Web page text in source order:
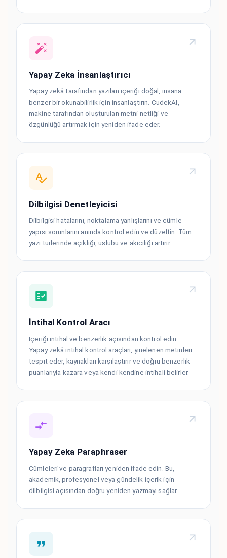
Yapay Zeka İnsanlaştırıcı
Yapay zekâ tarafından yazılan içeriği doğal, insana
benzer bir okunabilirlik için insanlaştırın. CudekAI,
makine tarafından oluşturulan metni netliği ve
özgünlüğü artırmak için yeniden ifade eder.
Dilbilgisi Denetleyicisi
Dilbilgisi hatalarını, noktalama yanlışlarını ve cümle
yapısı sorunlarını anında kontrol edin ve düzeltin. Tüm
yazı türlerinde açıklığı, üslubu ve akıcılığı artırır.
İntihal Kontrol Aracı
İçeriği intihal ve benzerlik açısından kontrol edin.
Yapay zekâ intihal kontrol araçları, yinelenen metinleri
tespit eder, kaynakları karşılaştırır ve doğru benzerlik
puanlarıyla kazara veya kendi kendine intihali belirler.
Yapay Zeka Paraphraser
Cümleleri ve paragrafları yeniden ifade edin. Bu,
akademik, profesyonel veya gündelik içerik için
dilbilgisi açısından doğru yeniden yazmayı sağlar.